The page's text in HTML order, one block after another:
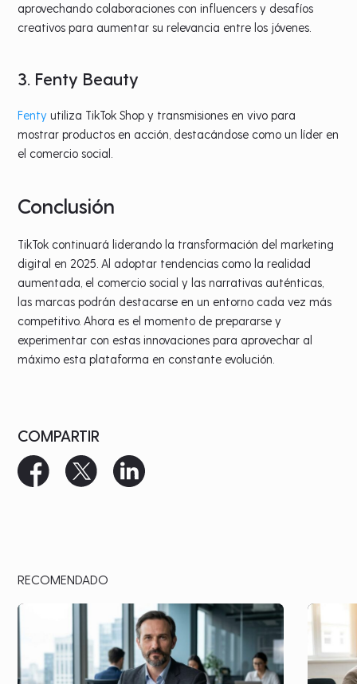
COMPARTIR
aprovechando colaboraciones con influencers y desafíos
creativos para aumentar su relevancia entre los jóvenes.
3. Fenty Beauty
Fenty utiliza TikTok Shop y transmisiones en vivo para
mostrar productos en acción, destacándose como un líder en
el comercio social.
Conclusión
TikTok continuará liderando la transformación del marketing
digital en 2025. Al adoptar tendencias como la realidad
aumentada, el comercio social y las narrativas auténticas,
las marcas podrán destacarse en un entorno cada vez más
competitivo. Ahora es el momento de prepararse y
experimentar con estas innovaciones para aprovechar al
máximo esta plataforma en constante evolución.
RECOMENDADO